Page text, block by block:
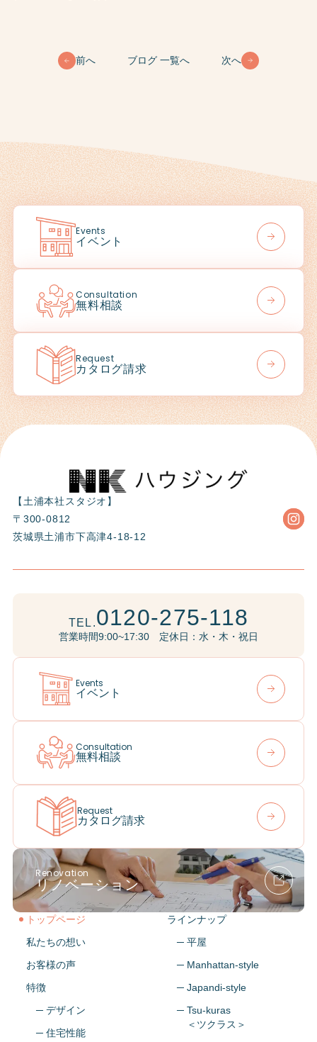
前へ ブログ 一覧へ 次へ
Events
イベント
Consultation
無料相談
Request
カタログ請求
【土浦本社スタジオ】
〒300-0812
茨城県土浦市下高津4-18-12
トップページ
私たちの想い
お客様の声
特徴
─ デザイン
─ 住宅性能
ラインナップ
─ 平屋
─ Manhattan-style
─ Japandi-style
─ Tsu-kuras
＜ツクラス＞
TEL.0120-275-118
営業時間9:00~17:30 定休日：水・木・祝日
Events
イベント
Consultation
無料相談
Request
カタログ請求
Renovation
リノベーション